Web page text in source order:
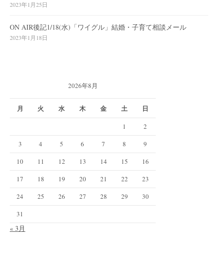
2023年1月25日
ON AIR後記1/18(水)「ワイグル」結婚・子育て相談メール
2023年1月18日
2026年8月
月 火 水 木 金 土 日
1
2
3
4 5 6 7 8
9
10
11 12 13 14 15
16
17
18 19 20 21 22
23
24
25 26 27 28 29
30
31
« 3月